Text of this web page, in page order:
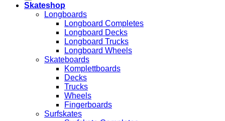
Skateshop
Longboards
Longboard Completes
Longboard Decks
Longboard Trucks
Longboard Wheels
Skateboards
Komplettboards
Decks
Trucks
Wheels
Fingerboards
Surfskates